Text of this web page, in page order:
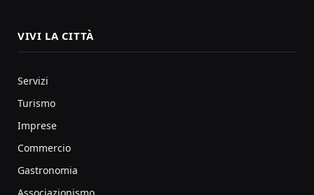
VIVI LA CITTÀ
Servizi
Turismo
Imprese
Commercio
Gastronomia